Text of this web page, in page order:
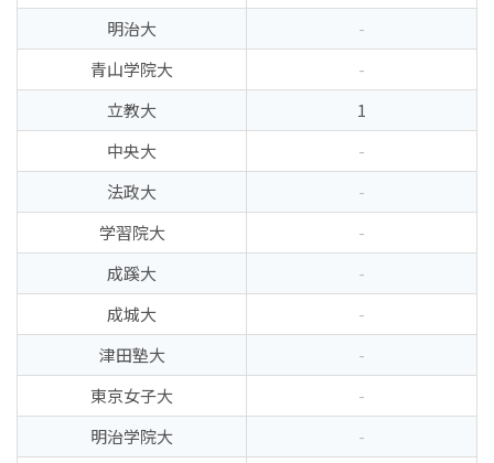
明治大
-
青山学院大
-
立教大
1
中央大
-
法政大
-
学習院大
-
成蹊大
-
成城大
-
津田塾大
-
東京女子大
-
明治学院大
-